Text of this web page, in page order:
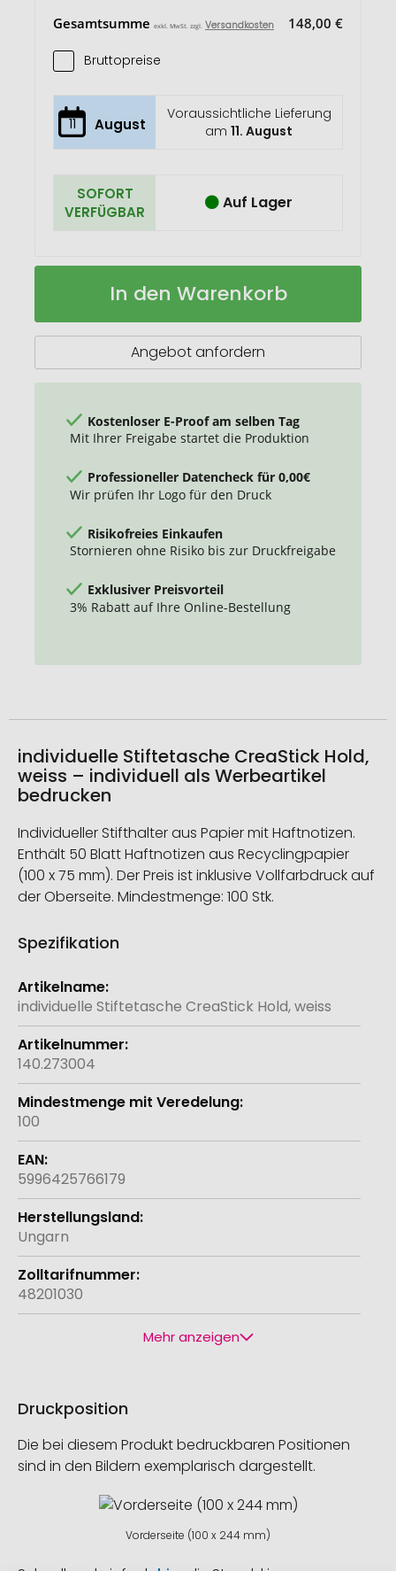
Gesamtsumme exkl. MwSt. zzgl. Versandkosten 148,00 €
Bruttopreise
11 August
Voraussichtliche Lieferung
am11. August
SOFORT
VERFÜGBAR
Auf Lager
individuelle
Hold
Auf
In den Warenkorb
Angebot anfordern
Kostenloser E-Proof am selben Tag
Mit Ihrer Freigabe startet die Produktion
Professioneller Datencheck für 0,00€
Wir prüfen Ihr Logo für den Druck
Risikofreies Einkaufen
Stornieren ohne Risiko bis zur Druckfreigabe
Exklusiver Preisvorteil
3% Rabatt auf Ihre Online-Bestellung
individuelle Stiftetasche CreaStick Hold,
weiss – individuell als Werbeartikel
bedrucken
Individueller Stifthalter aus Papier mit Haftnotizen.
Enthält 50 Blatt Haftnotizen aus Recyclingpapier
(100 x 75 mm). Der Preis ist inklusive Vollfarbdruck auf
der Oberseite. Mindestmenge: 100 Stk.
Spezifikation
Weitere
Informationen
individuelle Stiftetasche CreaStick Hold, weiss
140.273004
100
5996425766179
Ungarn
48201030
Mehr anzeigen
Druckposition
Die bei diesem Produkt bedruckbaren Positionen
sind in den Bildern exemplarisch dargestellt.
Vorderseite (100 x 244 mm)